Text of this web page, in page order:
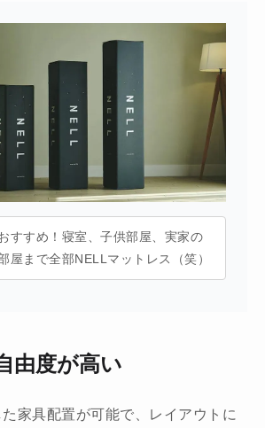
すすめ！寝室、子供部屋、実家の
屋まで全部NELLマットレス（笑）
由度が高い
家具配置が可能で、レイアウトに